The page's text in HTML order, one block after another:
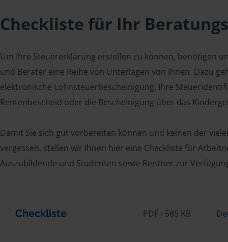
Checkliste für Ihr
Um Ihre Steuererklärung erstellen zu können, benötigen
und Berater eine Reihe von Unterlagen von Ihnen. Dazu
elektronische Lohnsteuerbescheinigung, Ihre
Rentenbescheid oder die Bescheinigung über das
Damit Sie sich gut vorbereiten können und keinen der
vergessen, stellen wir Ihnen hier eine Checkliste für
Auszubildende und Studenten sowie Rentner zur
Checkliste PDF - 585 KB